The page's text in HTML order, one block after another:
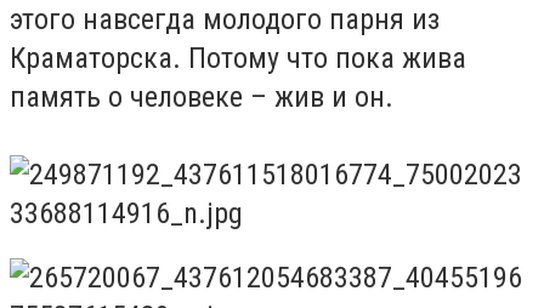
этого навсегда молодого парня из
Краматорска. Потому что пока жива
память о человеке – жив и он.